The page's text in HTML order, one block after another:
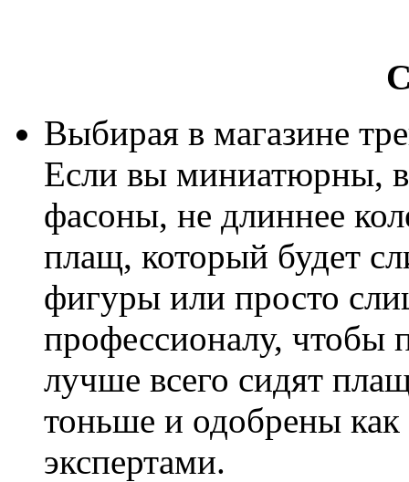
Выбирая в магазине
Если вы миниатюрны,
фасоны, не длиннее
плащ, который будет
фигуры или просто
профессионалу, чтобы
лучше всего сидят
тоньше и одобрены
экспертами.